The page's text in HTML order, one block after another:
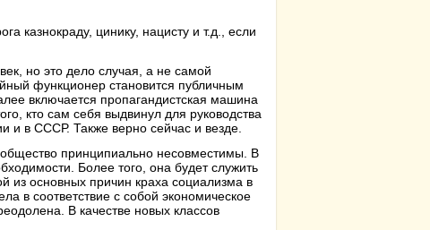
казнокраду, цинику, нацисту и т.д., если
но это дело случая, а не самой
функционер становится публичным
включается пропагандистская машина
кто сам себя выдвинул для руководства
и в СССР. Также верно сейчас и везде.
принципиально несовместимы. В
Более того, она будет служить
из основных причин краха социализма в
в соответствие с собой экономическое
В качестве новых классов